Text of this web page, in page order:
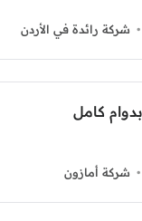
شركة رائدة في الأردن
شركة أمازون